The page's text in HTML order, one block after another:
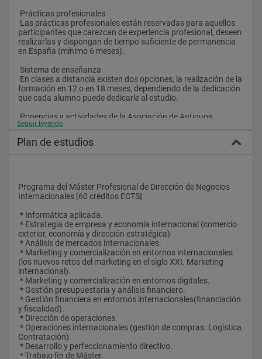
Prácticas profesionales
participantes que carezcan de experiencia profesional, deseen
realizarlas y dispongan de tiempo suficiente de permanencia
en España (mínimo 6 meses).
Sistema de enseñanza
formación en 12 o en 18 meses, dependiendo de la dedicación
que cada alumno puede dedicarle al estudio.
Alumnos y Bolsa de Trabajo
matriculados en él, a darse de alta, de forma gratuita, tanto en
Pertenecer a estos dos servicios del CEF tiene muchas
ventajas, que se pueden consultar en la sección ACEF, pero a
nivel académico, hemos de resaltar aquí que, a lo largo del
curso académico y en estrecha colaboración con la Asociación
de Antiguos Alumnos del CEF (ACEF), se organizan diversos
ciclos de seminarios, talleres y conferencias, siempre
impartidos por prestigiosos profesionales que tratan de
acercar su experiencia profesional al alumno.
Los alumnos que estén dados de alta en la ACEF pueden
asistir a estos eventos, previa inscripción en los mismos, de
forma totalmente gratuita.
Bolsa de Trabajo
empresas como para los alumnos y antiguos alumnos, que el
CEF ofrece para interrelacionar a sus alumnos y antiguos
alumnos con las empresas que desean cubrir puestos en las
distintas áreas funcionales.
Seguir leyendo
Plan de estudios
Programa del Máster Profesional de Dirección de Negocios
Internacionales [60 créditos ECTS]
* Informática aplicada.
exterior, economía y dirección estratégica)
* Análisis de mercados internacionales.
(los nuevos retos del marketing en el siglo XXI. Marketing
internacional).
* Marketing y comercialización en entornos digitales.
* Gestión presupuestaria y análisis financiero.
y fiscalidad).
* Dirección de operaciones.
Contratación).
* Desarrollo y perfeccionamiento directivo.
* Trabajo fin de Máster.